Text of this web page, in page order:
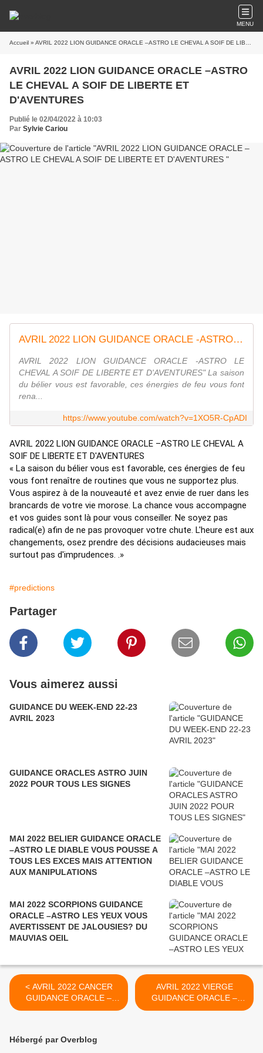
MENU
Accueil » AVRIL 2022 LION GUIDANCE ORACLE –ASTRO LE CHEVAL A SOIF DE LIBERTE ET D'AVENTURES
AVRIL 2022 LION GUIDANCE ORACLE –ASTRO
LE CHEVAL A SOIF DE LIBERTE ET
D'AVENTURES
Publié le 02/04/2022 à 10:03
Par Sylvie Cariou
AVRIL 2022 LION GUIDANCE ORACLE -ASTRO LE CHEVAL A SOIF DE LIBERTE ET D'AVENTURES
AVRIL 2022 LION GUIDANCE ORACLE -ASTRO LE
CHEVAL A SOIF DE LIBERTE ET D'AVENTURES" La saison
du bélier vous est favorable, ces énergies de feu vous font
rena...
https://www.youtube.com/watch?v=1XO5R-CpADI
AVRIL 2022 LION GUIDANCE ORACLE –ASTRO LE CHEVAL A
SOIF DE LIBERTE ET D'AVENTURES
« La saison du bélier vous est favorable, ces énergies de feu
vous font renaître de routines que vous ne supportez plus.
Vous aspirez à de la nouveauté et avez envie de ruer dans les
brancards de votre vie morose. La chance vous accompagne
et vos guides sont là pour vous conseiller. Ne soyez pas
radical(e) afin de ne pas provoquer votre chute. L'heure est aux
changements, osez prendre des décisions audacieuses mais
surtout pas d'imprudences. .»
#predictions
Partager
Vous aimerez aussi
GUIDANCE DU WEEK-END 22-23
AVRIL 2023
GUIDANCE ORACLES ASTRO JUIN
2022 POUR TOUS LES SIGNES
MAI 2022 BELIER GUIDANCE ORACLE
–ASTRO LE DIABLE VOUS POUSSE A
TOUS LES EXCES MAIS ATTENTION
AUX MANIPULATIONS
MAI 2022 SCORPIONS GUIDANCE
ORACLE –ASTRO LES YEUX VOUS
AVERTISSENT DE JALOUSIES? DU
MAUVIAS OEIL
< AVRIL 2022 CANCER
GUIDANCE ORACLE –
ASTRO L'ARAIGNEE
VOUS PARALYSENT
AVRIL 2022 VIERGE
GUIDANCE ORACLE –
ASTRO LE SOLEIL
Hébergé par Overblog